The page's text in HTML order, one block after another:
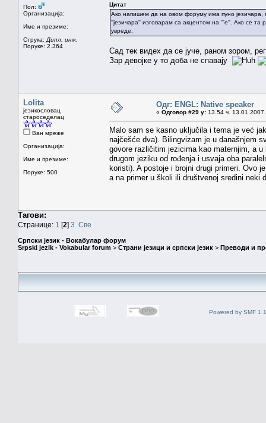
Пол:
Организација:
Име и презиме:
Струка: Дипл. инж.
Поруке: 2.364
Цитат
Ако напишем да на овом форуму има пуно
''језичара'' изговарам са акцентом на '''е''. Ако се
увреде.
Сад тек видех да се јуче, раном зором,
Зар девојке у то доба не спавају
Lolita
језикословац
староседелац
Ван мреже
Организација:
Име и презиме:
Поруке: 500
Одг: ENGL: Native speaker
« Одговор #29 у: 13.54 ч.
Malo sam se kasno uključila i tema je već
najčešće dva). Bilingvizam je u današnjem
govore različitim jezicima kao maternjim, a
drugom jeziku od rođenja i usvaja oba
koristi). A postoje i brojni drugi primeri. Ovo
a na primer u školi ili društvenoj sredini neki
Тагови:
Странице: 1 [2] 3 Све
Српски језик - Вокабулар форум
Srpski jezik - Vokabular forum > Страни језици и српски језик > Преводи и
Powered by SMF